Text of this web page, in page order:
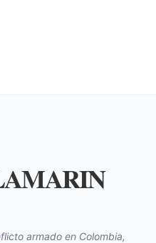
armado en Colombia,